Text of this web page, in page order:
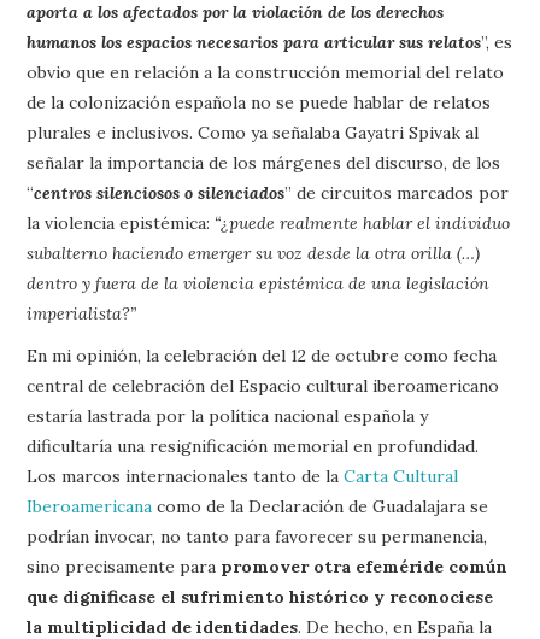
aporta a los afectados por la violación de los derechos
humanos los espacios necesarios para articular sus relatos”, es
obvio que en relación a la construcción memorial del relato
de la colonización española no se puede hablar de relatos
plurales e inclusivos. Como ya señalaba Gayatri Spivak al
señalar la importancia de los márgenes del discurso, de los
“centros silenciosos o silenciados” de circuitos marcados por
la violencia epistémica: “¿puede realmente hablar el individuo
subalterno haciendo emerger su voz desde la otra orilla (…)
dentro y fuera de la violencia epistémica de una legislación
imperialista?”
En mi opinión, la celebración del 12 de octubre como fecha
central de celebración del Espacio cultural iberoamericano
estaría lastrada por la política nacional española y
dificultaría una resignificación memorial en profundidad.
Los marcos internacionales tanto de laCarta Cultural
Iberoamericana como de la Declaración de Guadalajara se
podrían invocar, no tanto para favorecer su permanencia,
sino precisamente para promover otra efeméride común
que dignificase el sufrimiento histórico y reconociese
la multiplicidad de identidades. De hecho, en España la